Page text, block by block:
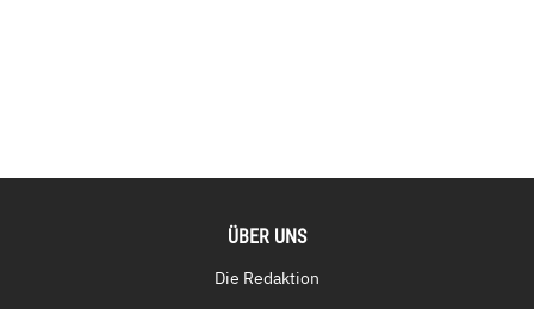
ÜBER UNS
Die Redaktion